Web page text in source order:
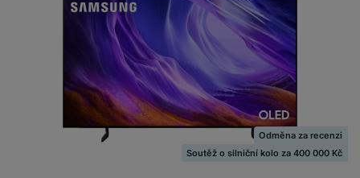
Odměna za recenzi
Soutěž o silniční kolo za 400 000 Kč